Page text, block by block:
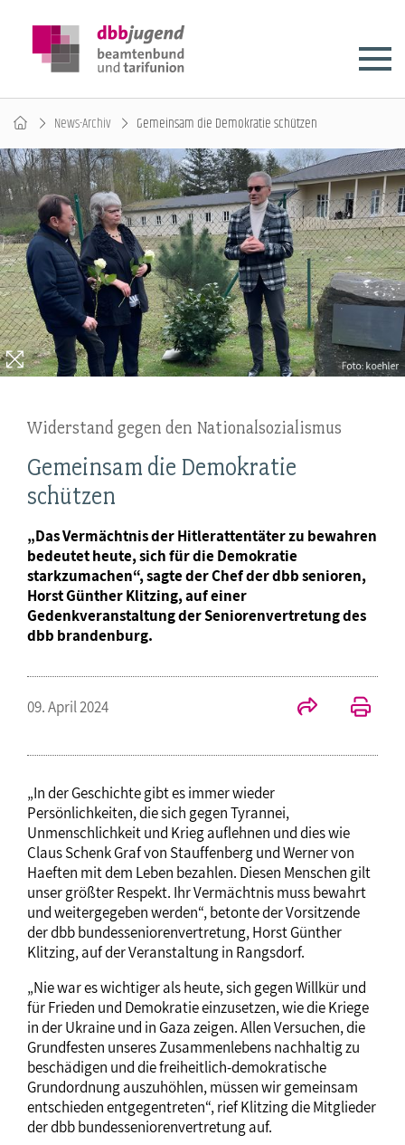
News-Archiv Gemeinsam die Demokratie schützen
Widerstand gegen den Nationalsozialismus
Gemeinsam die Demokratie
schützen
„Das Vermächtnis der Hitlerattentäter zu bewahren
bedeutet heute, sich für die Demokratie
starkzumachen“, sagte der Chef der dbb senioren,
Horst Günther Klitzing, auf einer
Gedenkveranstaltung der Seniorenvertretung des
dbb brandenburg.
09. April 2024
„In der Geschichte gibt es immer wieder
Persönlichkeiten, die sich gegen Tyrannei,
Unmenschlichkeit und Krieg auflehnen und dies wie
Claus Schenk Graf von Stauffenberg und Werner von
Haeften mit dem Leben bezahlen. Diesen Menschen gilt
unser größter Respekt. Ihr Vermächtnis muss bewahrt
und weitergegeben werden“, betonte der Vorsitzende
der dbb bundesseniorenvertretung, Horst Günther
Klitzing, auf der Veranstaltung in Rangsdorf.
„Nie war es wichtiger als heute, sich gegen Willkür und
für Frieden und Demokratie einzusetzen, wie die Kriege
in der Ukraine und in Gaza zeigen. Allen Versuchen, die
Grundfesten unseres Zusammenlebens nachhaltig zu
beschädigen und die freiheitlich-demokratische
Grundordnung auszuhöhlen, müssen wir gemeinsam
entschieden entgegentreten“, rief Klitzing die Mitglieder
der dbb bundesseniorenvertretung auf.